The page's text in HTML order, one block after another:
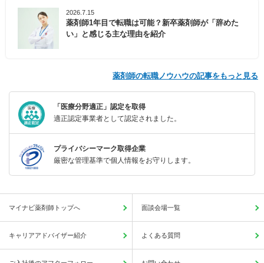
2026.7.15
薬剤師1年目で転職は可能？新卒薬剤師が「辞めた
い」と感じる主な理由を紹介
薬剤師の転職ノウハウの記事をもっと見る
「医療分野適正」認定を取得
適正認定事業者として認定されました。
プライバシーマーク取得企業
厳密な管理基準で個人情報をお守りします。
マイナビ薬剤師トップへ 面談会場一覧
キャリアアドバイザー紹介 よくある質問